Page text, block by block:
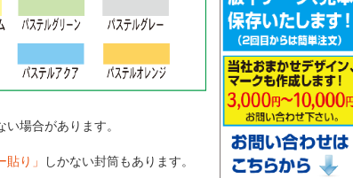
場合があります。
貼り」
しかない封筒もあります。